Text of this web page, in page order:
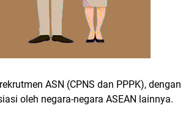
ASN (CPNS dan PPPK), dengan
oleh negara-negara ASEAN lainnya.